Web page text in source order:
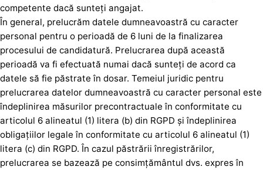
competente dacă sunteți angajat.
În general, prelucrăm datele dumneavoastră cu caracter
personal pentru o perioadă de 6 luni de la finalizarea
procesului de candidatură. Prelucrarea după această
perioadă va fi efectuată numai dacă sunteți de acord ca
datele să fie păstrate în dosar. Temeiul juridic pentru
prelucrarea datelor dumneavoastră cu caracter personal este
îndeplinirea măsurilor precontractuale în conformitate cu
articolul 6 alineatul (1) litera (b) din RGPD și îndeplinirea
obligațiilor legale în conformitate cu articolul 6 alineatul (1)
litera (c) din RGPD. În cazul păstrării înregistrărilor,
prelucrarea se bazează pe consimțământul dvs. expres în